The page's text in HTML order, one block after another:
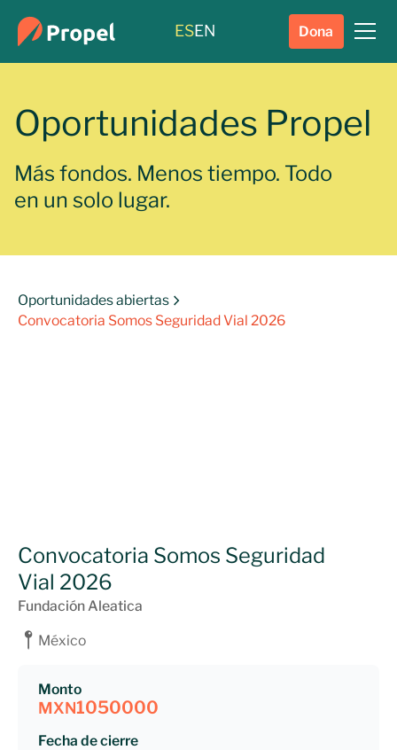
ESEN Dona
Oportunidades Propel
Más fondos. Menos tiempo. Todo
en un solo lugar.
Oportunidades abiertas
Convocatoria Somos Seguridad Vial 2026
Convocatoria Somos Seguridad
Vial 2026
Fundación Aleatica
México
Monto
MXN1050000
Fecha de cierre